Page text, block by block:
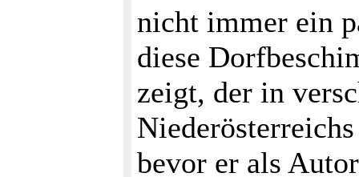
nicht immer ein
diese
zeigt, der in
bevor er als